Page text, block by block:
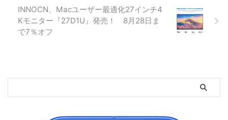
INNOCN、Macユーザー最適化27インチ4
Kモニター『27D1U』発売！ 8月28日ま
で7％オフ